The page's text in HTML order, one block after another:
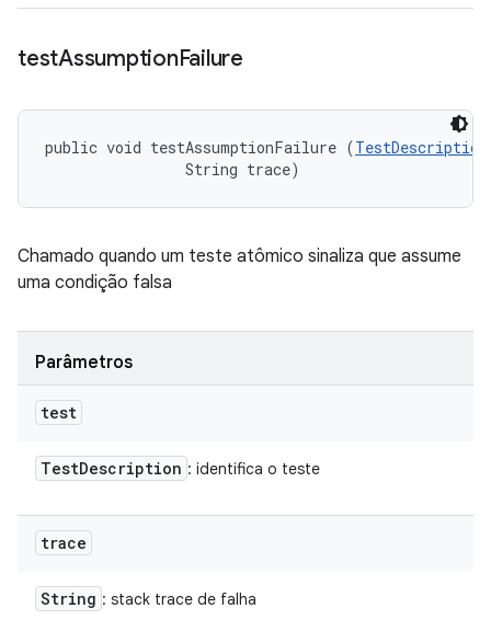
testAssumptionFailure
public void testAssumptionFailure (TestDescription
                String trace)
Chamado quando um teste atômico sinaliza que assume
uma condição falsa
Parâmetros
test
TestDescription : identifica o teste
trace
String : stack trace de falha